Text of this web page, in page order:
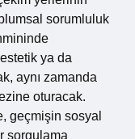
sorumluluk
ya da
aynı zamanda
oturacak.
geçmişin sosyal
sorgulama